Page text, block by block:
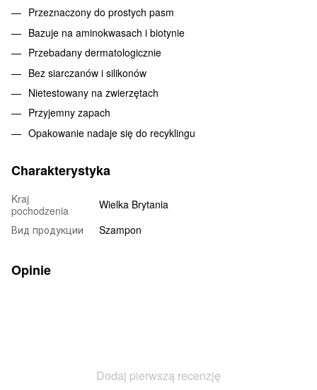
Przeznaczony do prostych pasm
Bazuje na aminokwasach i biotynie
Przebadany dermatologicznie
Bez siarczanów i silikonów
Nietestowany na zwierzętach
Przyjemny zapach
Opakowanie nadaje się do recyklingu
Charakterystyka
Kraj
pochodzenia
Wielka Brytania
Вид продукции
Szampon
Opinie
Dodaj pierwszą recenzję